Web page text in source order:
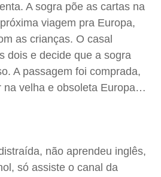
A sogra põe as cartas na
viagem pra Europa,
as crianças. O casal
dois e decide que a sogra
A passagem foi comprada,
na velha e obsoleta Europa…
não aprendeu inglês,
só assiste o canal da